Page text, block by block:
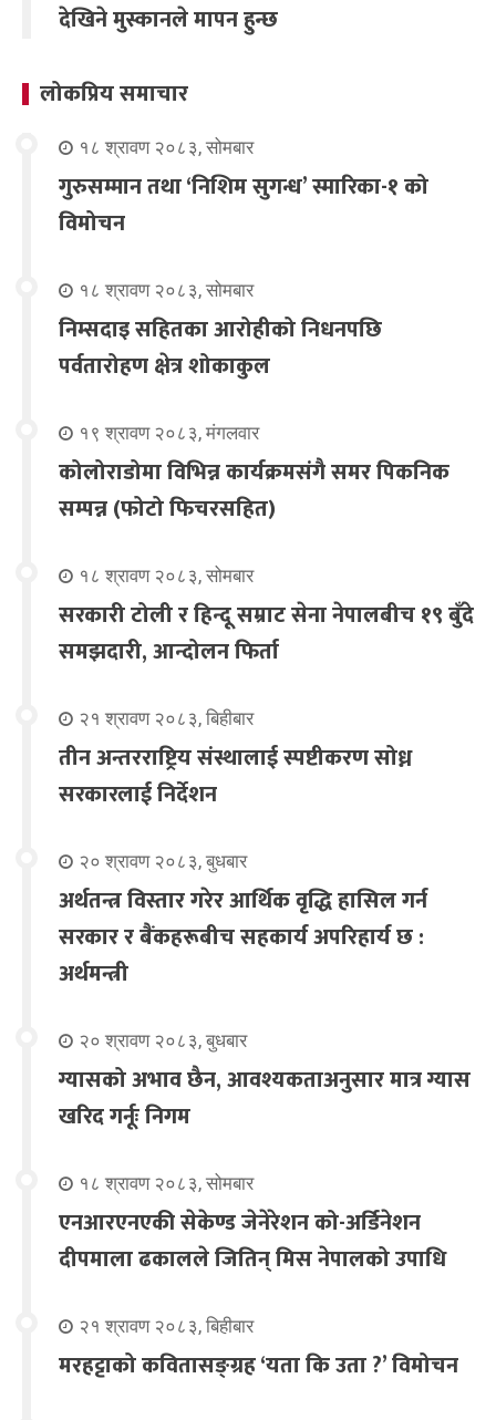
देखिने मुस्कानले मापन हुन्छ
लोकप्रिय समाचार
१८ श्रावण २०८३, सोमबार
गुरुसम्मान तथा ‘निशिम सुगन्ध’ स्मारिका-१ को
विमोचन
१८ श्रावण २०८३, सोमबार
निम्सदाइ सहितका आरोहीको निधनपछि
पर्वतारोहण क्षेत्र शोकाकुल
१९ श्रावण २०८३, मंगलवार
कोलोराडोमा विभिन्न कार्यक्रमसंगै समर पिकनिक
सम्पन्न (फोटो फिचरसहित)
१८ श्रावण २०८३, सोमबार
सरकारी टोली र हिन्दू सम्राट सेना नेपालबीच १९ बुँदे
समझदारी, आन्दोलन फिर्ता
२१ श्रावण २०८३, बिहीबार
तीन अन्तरराष्ट्रिय संस्थालाई स्पष्टीकरण सोध्न
सरकारलाई निर्देशन
२० श्रावण २०८३, बुधबार
अर्थतन्त्र विस्तार गरेर आर्थिक वृद्धि हासिल गर्न
सरकार र बैंकहरूबीच सहकार्य अपरिहार्य छ :
अर्थमन्त्री
२० श्रावण २०८३, बुधबार
ग्यासको अभाव छैन, आवश्यकताअनुसार मात्र ग्यास
खरिद गर्नूः निगम
१८ श्रावण २०८३, सोमबार
एनआरएनएकी सेकेण्ड जेनेरेशन को-अर्डिनेशन
दीपमाला ढकालले जितिन् मिस नेपालको उपाधि
२१ श्रावण २०८३, बिहीबार
मरहट्टाको कवितासङ्ग्रह ‘यता कि उता ?’ विमोचन